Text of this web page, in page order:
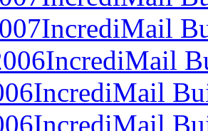
IncrediMail
IncrediMail
IncrediMail
IncrediMail